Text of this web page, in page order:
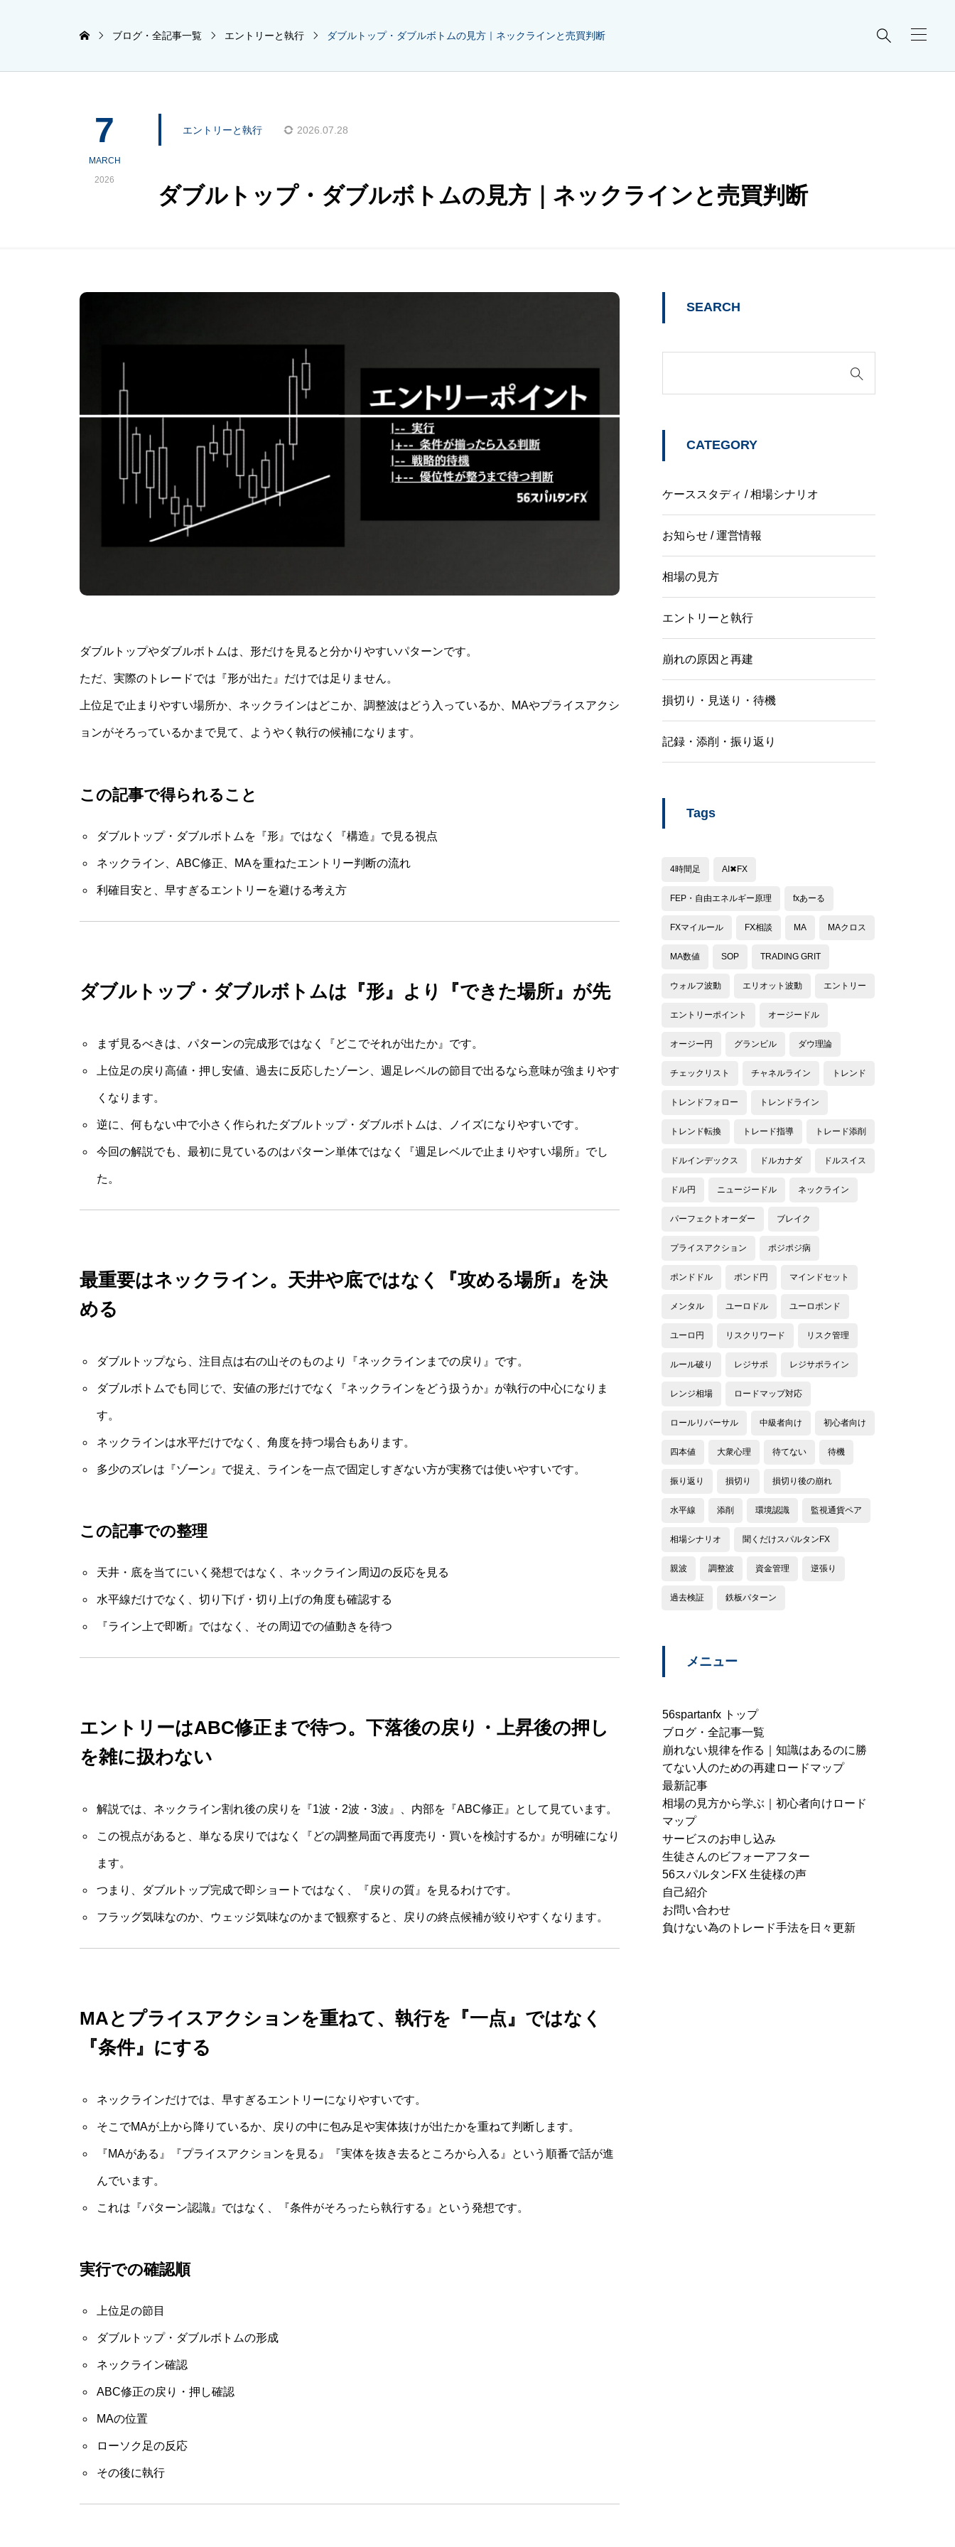

ブログ・全記事一覧 エントリーと執行 ダブルトップ・ダブルボトムの見方｜ネックラインと売買判断
7
MARCH
2026
エントリーと執行 2026.07.28
ダブルトップ・ダブルボトムの見方｜ネックラインと売買判断
ダブルトップやダブルボトムは、形だけを見ると分かりやすいパターンです。
ただ、実際のトレードでは『形が出た』だけでは足りません。
上位足で止まりやすい場所か、ネックラインはどこか、調整波はどう入っているか、MAやプライスアクシ
ョンがそろっているかまで見て、ようやく執行の候補になります。
この記事で得られること
ダブルトップ・ダブルボトムを『形』ではなく『構造』で見る視点
ネックライン、ABC修正、MAを重ねたエントリー判断の流れ
利確目安と、早すぎるエントリーを避ける考え方
ダブルトップ・ダブルボトムは『形』より『できた場所』が先
まず見るべきは、パターンの完成形ではなく『どこでそれが出たか』です。
上位足の戻り高値・押し安値、過去に反応したゾーン、週足レベルの節目で出るなら意味が強まりやす
くなります。
逆に、何もない中で小さく作られたダブルトップ・ダブルボトムは、ノイズになりやすいです。
今回の解説でも、最初に見ているのはパターン単体ではなく『週足レベルで止まりやすい場所』でし
た。
最重要はネックライン。天井や底ではなく『攻める場所』を決
める
ダブルトップなら、注目点は右の山そのものより『ネックラインまでの戻り』です。
ダブルボトムでも同じで、安値の形だけでなく『ネックラインをどう扱うか』が執行の中心になりま
す。
ネックラインは水平だけでなく、角度を持つ場合もあります。
多少のズレは『ゾーン』で捉え、ラインを一点で固定しすぎない方が実務では使いやすいです。
この記事での整理
天井・底を当てにいく発想ではなく、ネックライン周辺の反応を見る
水平線だけでなく、切り下げ・切り上げの角度も確認する
『ライン上で即断』ではなく、その周辺での値動きを待つ
エントリーはABC修正まで待つ。下落後の戻り・上昇後の押し
を雑に扱わない
解説では、ネックライン割れ後の戻りを『1波・2波・3波』、内部を『ABC修正』として見ています。
この視点があると、単なる戻りではなく『どの調整局面で再度売り・買いを検討するか』が明確になり
ます。
つまり、ダブルトップ完成で即ショートではなく、『戻りの質』を見るわけです。
フラッグ気味なのか、ウェッジ気味なのかまで観察すると、戻りの終点候補が絞りやすくなります。
MAとプライスアクションを重ねて、執行を『一点』ではなく
『条件』にする
ネックラインだけでは、早すぎるエントリーになりやすいです。
そこでMAが上から降りているか、戻りの中に包み足や実体抜けが出たかを重ねて判断します。
『MAがある』『プライスアクションを見る』『実体を抜き去るところから入る』という順番で話が進
んでいます。
これは『パターン認識』ではなく、『条件がそろったら執行する』という発想です。
実行での確認順
上位足の節目
ダブルトップ・ダブルボトムの形成
ネックライン確認
ABC修正の戻り・押し確認
MAの位置
ローソク足の反応
その後に執行
SEARCH
CATEGORY
ケーススタディ / 相場シナリオ
お知らせ / 運営情報
相場の見方
エントリーと執行
崩れの原因と再建
損切り・見送り・待機
記録・添削・振り返り
Tags
4時間足 AI✖︎FX
FEP・自由エネルギー原理 fxあーる
FXマイルール FX相談 MA MAクロス
MA数値 SOP TRADING GRIT
ウォルフ波動 エリオット波動 エントリー
エントリーポイント オージードル
オージー円 グランビル ダウ理論
チェックリスト チャネルライン トレンド
トレンドフォロー トレンドライン
トレンド転換 トレード指導 トレード添削
ドルインデックス ドルカナダ ドルスイス
ドル円 ニュージードル ネックライン
パーフェクトオーダー ブレイク
プライスアクション ポジポジ病
ポンドドル ポンド円 マインドセット
メンタル ユーロドル ユーロポンド
ユーロ円 リスクリワード リスク管理
ルール破り レジサポ レジサポライン
レンジ相場 ロードマップ対応
ロールリバーサル 中級者向け 初心者向け
四本値 大衆心理 待てない 待機
振り返り 損切り 損切り後の崩れ
水平線 添削 環境認識 監視通貨ペア
相場シナリオ 聞くだけスパルタンFX
親波 調整波 資金管理 逆張り
過去検証 鉄板パターン
メニュー
56spartanfx トップ
ブログ・全記事一覧
崩れない規律を作る｜知識はあるのに勝
てない人のための再建ロードマップ
最新記事
相場の見方から学ぶ｜初心者向けロード
マップ
サービスのお申し込み
生徒さんのビフォーアフター
56スパルタンFX 生徒様の声
自己紹介
お問い合わせ
負けない為のトレード手法を日々更新